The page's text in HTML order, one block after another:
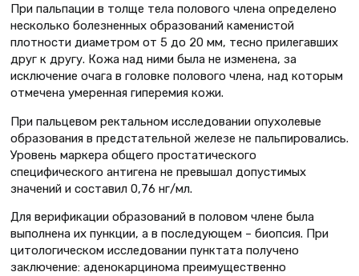
При пальпации в толще тела полового члена определено
несколько болезненных образований каменистой
плотности диаметром от 5 до 20 мм, тесно прилегавших
друг к другу. Кожа над ними была не изменена, за
исключение очага в головке полового члена, над которым
отмечена умеренная гиперемия кожи.
При пальцевом ректальном исследовании опухолевые
образования в предстательной железе не пальпировались.
Уровень маркера общего простатического
специфического антигена не превышал допустимых
значений и составил 0,76 нг/мл.
Для верификации образований в половом члене была
выполнена их пункции, а в последующем – биопсия. При
цитологическом исследовании пунктата получено
заключение: аденокарцинома преимущественно